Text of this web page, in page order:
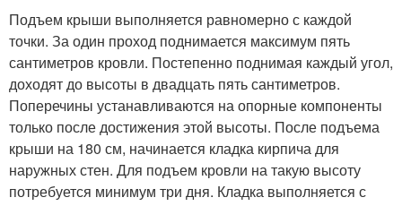
Подъем крыши выполняется равномерно с каждой
точки. За один проход поднимается максимум пять
сантиметров кровли. Постепенно поднимая каждый угол,
доходят до высоты в двадцать пять сантиметров.
Поперечины устанавливаются на опорные компоненты
только после достижения этой высоты. После подъема
крыши на 180 см, начинается кладка кирпича для
наружных стен. Для подъем кровли на такую высоту
потребуется минимум три дня. Кладка выполняется с